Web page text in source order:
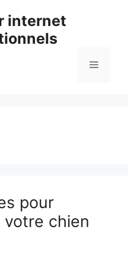
internet
Menu
pour
chien